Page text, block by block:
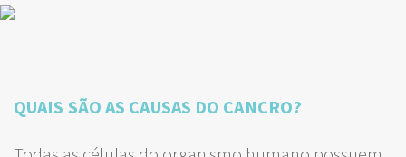
QUAIS SÃO AS CAUSAS DO CANCRO?